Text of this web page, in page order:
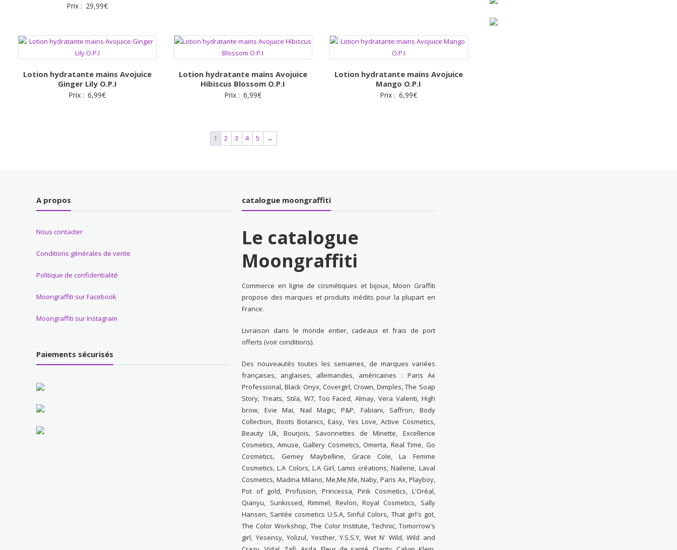
Prix : 29,99€
Lotion hydratante mains Avojuice
Ginger Lily O.P.I
Prix : 6,99€
Lotion hydratante mains Avojuice
Hibiscus Blossom O.P.I
Prix : 6,99€
Lotion hydratante mains Avojuice
Mango O.P.I
Prix : 6,99€
1 2 3 4 5 →
A propos
Nous contacter
Conditions générales de vente
Politique de confidentialité
Moongraffiti sur Facebook
Moongraffiti sur Instagram
Paiements sécurisés
catalogue moongraffiti
Le catalogue
Moongraffiti
Commerce en ligne de cosmétiques et bijoux, Moon Graffiti
propose des marques et produits inédits pour la plupart en
France.
Livraison dans le monde entier, cadeaux et frais de port
offerts (voir conditions).
Des nouveautés toutes les semaines, de marques variées
françaises, anglaises, allemandes, américaines : Paris Ax
Professional, Black Onyx, Covergirl, Crown, Dimples, The Soap
Story, Treats, Stila, W7, Too Faced, Almay, Vera Valenti, High
brow, Evie Mai, Nail Magic, P&P, Fabiani, Saffron, Body
Collection, Boots Botanics, Easy, Yes Love, Active Cosmetics,
Beauty Uk, Bourjois, Savonnettes de Minette, Excellence
Cosmetics, Amuse, Gallery Cosmetics, Omerta, Real Time, Go
Cosmetics, Gemey Maybelline, Grace Cole, La Femme
Cosmetics, L.A Colors, L.A Girl, Lamis créations, Nailene, Laval
Cosmetics, Madina Milano, Me,Me,Me, Naby, Paris Ax, Playboy,
Pot of gold, Profusion, Princessa, Pink Cosmetics, L'Oréal,
Qianyu, Sunkissed, Rimmel, Revlon, Royal Cosmetics, Sally
Hansen, Santée cosmetics U.S.A, Sinful Colors, That girl's got,
The Color Workshop, The Color Institute, Technic, Tomorrow's
girl, Yesensy, Yolizul, Yesther, Y.S.S.Y, Wet N' Wild, Wild and